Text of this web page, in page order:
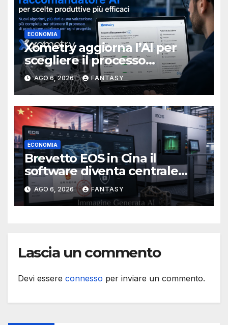
ECONOMIA
Xometry aggiorna l’AI per
scegliere il processo
produttivo più adatto
AGO 6, 2026 FANTASY
ECONOMIA
Brevetto EOS in Cina il
software diventa centrale
nella stampa 3D industriale
AGO 6, 2026 FANTASY
Lascia un commento
Devi essere connesso per inviare un commento.